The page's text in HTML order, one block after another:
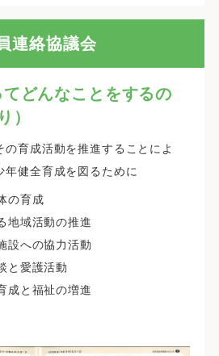
連絡協議会
どんなことをするの
）
育成活動を推進することによ
年健全育成を図るために
の育成
地域活動の推進
設への協力活動
と愛護活動
成と福祉の増進